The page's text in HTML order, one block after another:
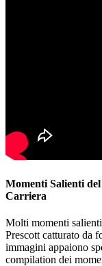
Momenti Salienti
Carriera
Molti momenti
Prescott catturato da
immagini appaiono
compilation dei